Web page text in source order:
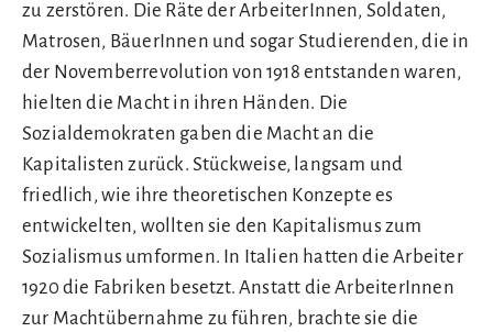
zu zerstören. Die Räte der ArbeiterInnen, Soldaten,
Matrosen, BäuerInnen und sogar Studierenden, die in
der Novemberrevolution von 1918 entstanden waren,
hielten die Macht in ihren Händen. Die
Sozialdemokraten gaben die Macht an die
Kapitalisten zurück. Stückweise, langsam und
friedlich, wie ihre theoretischen Konzepte es
entwickelten, wollten sie den Kapitalismus zum
Sozialismus umformen. In Italien hatten die Arbeiter
1920 die Fabriken besetzt. Anstatt die ArbeiterInnen
zur Machtübernahme zu führen, brachte sie die